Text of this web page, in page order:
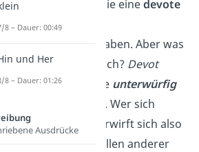
Es gibt Personen, die einedevote
Einstellung
haben. Aber was
heißt devot eigentlich? Devot
bedeutet so viel wie unterwürfig
. Wer sich
devot verhält, unterwirft sich also
aus Prinzip dem Willen anderer
8 – Dauer: 00:49
und Her
8 – Dauer: 01:26
Ausdrücke